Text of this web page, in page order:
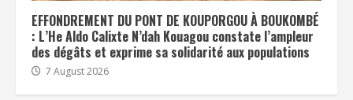
EFFONDREMENT DU PONT DE KOUPORGOU À BOUKOMBÉ
: L’He Aldo Calixte N’dah Kouagou constate l’ampleur
des dégâts et exprime sa solidarité aux populations
7 August 2026